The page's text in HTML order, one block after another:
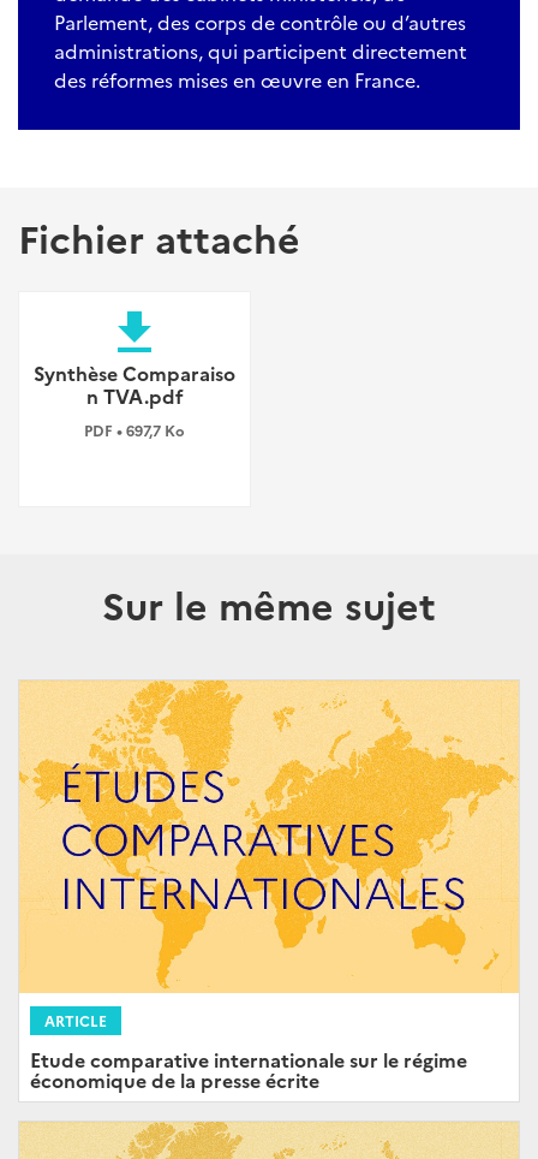
Parlement, des corps de contrôle ou d’autres
administrations, qui participent directement
des réformes mises en œuvre en France.
Fichier attaché
file_download
Synthèse Comparaiso
n TVA.pdf
PDF • 697,7 Ko
Sur le même sujet
ARTICLE
Etude comparative internationale sur le régime
économique de la presse écrite